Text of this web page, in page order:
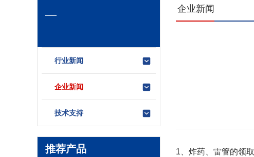
行业新闻
企业新闻
技术支持
推荐产品
企业新闻
1、炸药、雷管的领取